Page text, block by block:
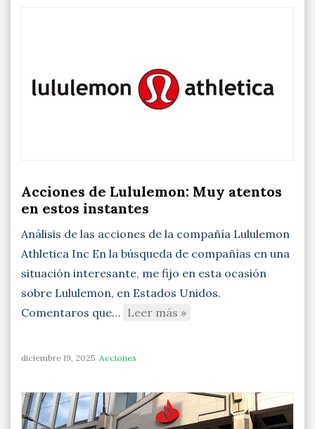
Acciones de Lululemon: Muy atentos
en estos instantes
Análisis de las acciones de la compañía Lululemon
Athletica Inc En la búsqueda de compañías en una
situación interesante, me fijo en esta ocasión
sobre Lululemon, en Estados Unidos.
Comentaros que… Leer más »
diciembre 19, 2025 Acciones